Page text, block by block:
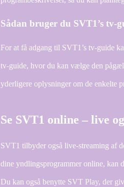
Sådan bruger du SVT1’s tv-
For at få adgang til SVT1’s tv-guide
tv-guide, hvor du kan vælge den
yderligere oplysninger om de enkelte
Se SVT1 online – live
SVT1 tilbyder også live-streaming af
dine yndlingsprogrammer online, kan
Du kan også benytte SVT Play, der